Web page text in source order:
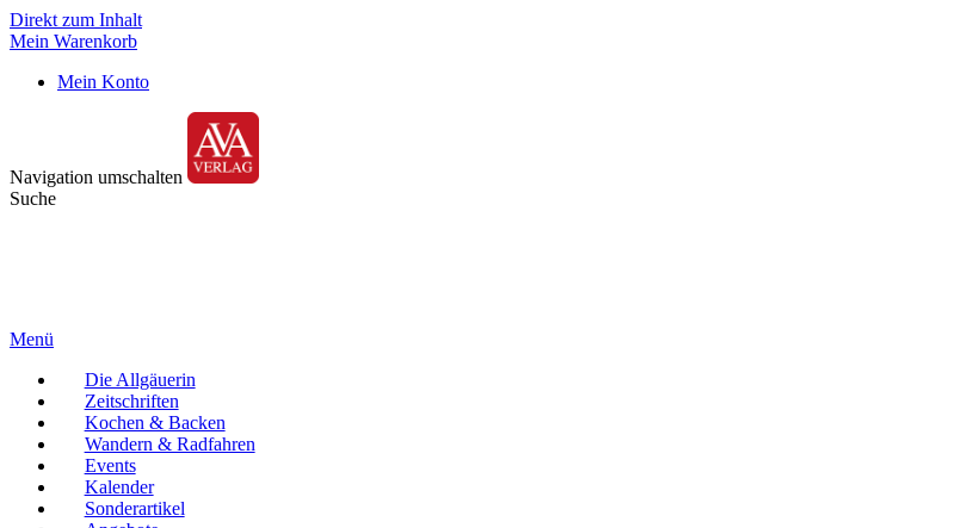
Direkt zum Inhalt
Mein Warenkorb
Mein Konto
Navigation umschalten
Suche
Menü
Die Allgäuerin
Zeitschriften
Kochen & Backen
Wandern & Radfahren
Events
Kalender
Sonderartikel